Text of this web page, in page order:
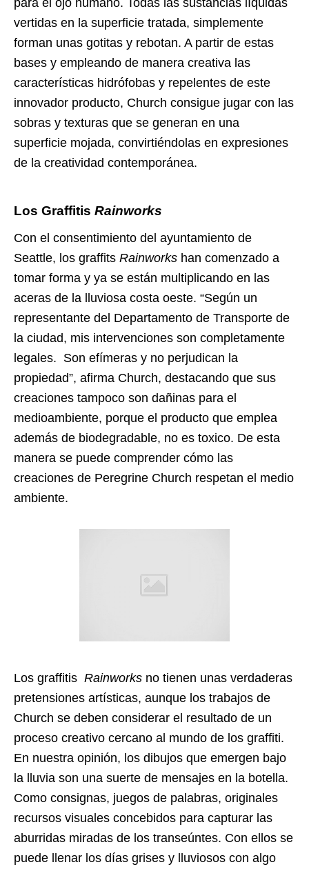
para el ojo humano. Todas las sustancias líquidas
vertidas en la superficie tratada, simplemente
forman unas gotitas y rebotan. A partir de estas
bases y empleando de manera creativa las
características hidrófobas y repelentes de este
innovador producto, Church consigue jugar con las
sobras y texturas que se generan en una
superficie mojada, convirtiéndolas en expresiones
de la creatividad contemporánea.
Los Graffitis Rainworks
Con el consentimiento del ayuntamiento de
Seattle, los graffits Rainworks han comenzado a
tomar forma y ya se están multiplicando en las
aceras de la lluviosa costa oeste. “Según un
representante del Departamento de Transporte de
la ciudad, mis intervenciones son completamente
legales. Son efímeras y no perjudican la
propiedad”, afirma Church, destacando que sus
creaciones tampoco son dañinas para el
medioambiente, porque el producto que emplea
además de biodegradable, no es toxico. De esta
manera se puede comprender cómo las
creaciones de Peregrine Church respetan el medio
ambiente.
Los graffitis Rainworks no tienen unas verdaderas
pretensiones artísticas, aunque los trabajos de
Church se deben considerar el resultado de un
proceso creativo cercano al mundo de los graffiti.
En nuestra opinión, los dibujos que emergen bajo
la lluvia son una suerte de mensajes en la botella.
Como consignas, juegos de palabras, originales
recursos visuales concebidos para capturar las
aburridas miradas de los transeúntes. Con ellos se
puede llenar los días grises y lluviosos con algo